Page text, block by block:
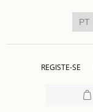
REGISTE-SE